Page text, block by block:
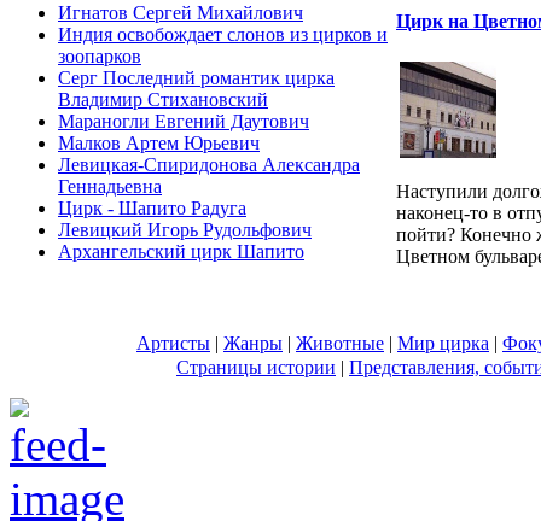
Игнатов Сергей Михайлович
Индия освобождает слонов из цирков и
зоопарков
Серг Последний романтик цирка
Владимир Стихановский
Мараногли Евгений Даутович
Малков Артем Юрьевич
Левицкая-Спиридонова Александра
Геннадьевна
Цирк - Шапито Радуга
Левицкий Игорь Рудольфович
Архангельский цирк Шапито
Цирк на
Наступили
наконец-то в
пойти? Конечно
Цветном
Артисты | Жанры | Животные | Мир цирка |
Страницы истории | Представления,